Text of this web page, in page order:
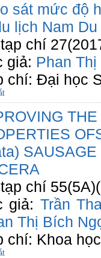
sát mức độ
lịch Nam Du
chí
giả: Phan Thị
chí: Đại học
chí
giả: Trần
Thị Bích
chí: Khoa